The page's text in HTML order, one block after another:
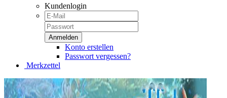
Kundenlogin
Konto erstellen
Passwort vergessen?
Merkzettel